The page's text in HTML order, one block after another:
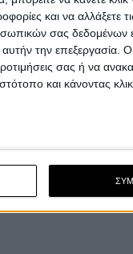
και να αλλάξετε
σας δεδομένων
την επεξεργασία.
σας ή να
και κάνοντας